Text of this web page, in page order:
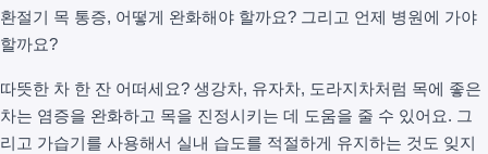
환절기 목 통증, 어떻게 완화해야 할까요? 그리고 언제 병원에 가야
할까요?
따뜻한 차 한 잔 어떠세요? 생강차, 유자차, 도라지차처럼 목에 좋은
차는 염증을 완화하고 목을 진정시키는 데 도움을 줄 수 있어요. 그
리고 가습기를 사용해서 실내 습도를 적절하게 유지하는 것도 잊지